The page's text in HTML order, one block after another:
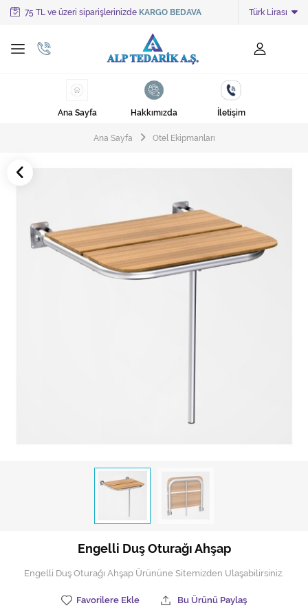
75 TL ve üzeri siparişlerinizde KARGO BEDAVA Türk Lirası
Tüm Kategoriler
Ayakkabı Cila Makineleri
Cila Makineleri
Çöp Torbaları
Endüstriyel Zemin Yıkama Makineleri
Halı Kurutma Makineleri
Sıfır Atık Çöp Torbaları
Toptan Temizlik Malzemeleri
Ana Sayfa Hakkımızda İletişim
Ana Sayfa Otel Ekipmanları
Engelli Duş Oturağı Ahşap
Engelli Duş Oturağı Ahşap Ürününe Sitemizden Ulaşabilirsiniz.
Favorilere Ekle Bu Ürünü Paylaş